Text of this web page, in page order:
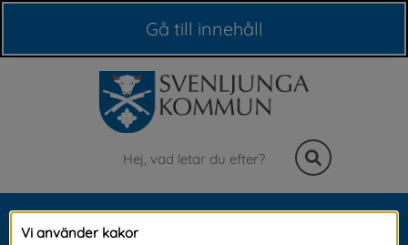
Gå till innehåll
Sök
Vi använder kakor